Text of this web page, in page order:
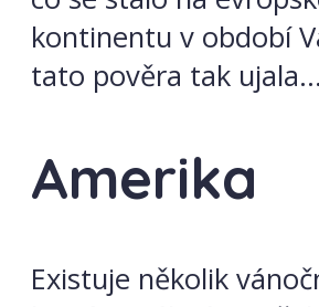
kontinentu v období
tato pověra tak ujala…
Amerika
Existuje několik